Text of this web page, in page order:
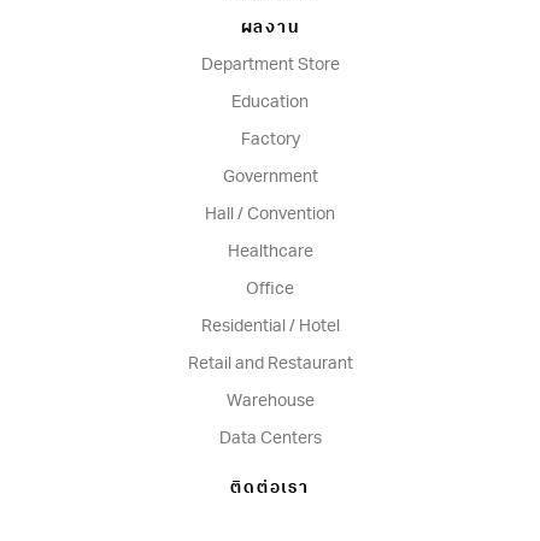
ผลงาน
Department Store
Education
Factory
Government
Hall / Convention
Healthcare
Office
Residential / Hotel
Retail and Restaurant
Warehouse
Data Centers
ติดต่อเรา